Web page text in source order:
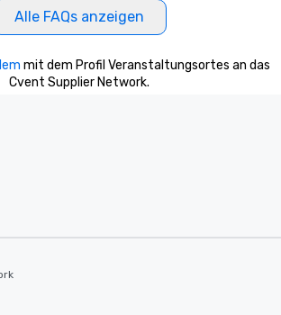
Alle FAQs anzeigen
mit dem Profil Veranstaltungsortes an das
Cvent Supplier Network.